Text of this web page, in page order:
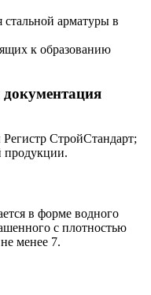
стальной арматуры в
к образованию
Регистр СтройСтандарт;
продукции.
в форме водного
с плотностью
менее 7.